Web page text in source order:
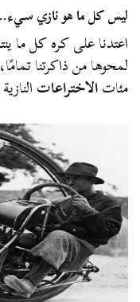
ليس كل ما هو نازي سيء..
اعتدنا على كره كل ما
لمحوها من ذاكرتنا
مئاتالاختراعات